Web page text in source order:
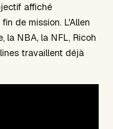
affiché
de mission. L'Allen
la NBA, la NFL, Ricoh
travaillent déjà